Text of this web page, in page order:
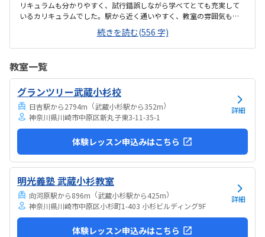
リキュラムも分かりやすく、試行錯誤しながら学べてとても充実して
いるカリキュラムでした。駅から近く通いやすく、教室の雰囲気も明
るく安心して通えました。教室は明るく学びやすい雰囲気でしたが、
共同のトイレが和式のみしかなく、娘が和式トイレを使えないため設
備面がもう少し配慮されていると安心して通えると感じました。料金
ラムやサポート面を考えると納得できる価格で、安心して続けられる
と感じました。教室は明るく安心でき、子どもが楽しそうに取り組む
姿が親として嬉しかったです。特にロボットが動いた瞬間の笑顔が印
象的で、意欲的に学べる環境だと感じました。教室自体...
続きを読む(556 字)
教室一覧
グランツリー武蔵小杉校
日吉駅から2794m （武蔵小杉駅から352m）
神奈川県川崎市中原区新丸子東3-11-35-1
詳細
体験レッスン申込みはこちら
明光義塾 武蔵小杉教室
向河原駅から896m （武蔵小杉駅から425m）
神奈川県川崎市中原区小杉町1-403 小杉ビルディング9F
詳細
体験レッスン申込みはこちら